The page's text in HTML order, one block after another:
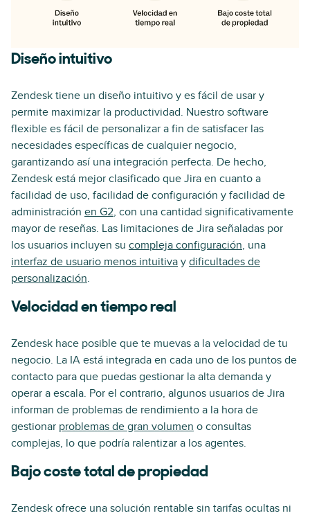
Diseño intuitivo
Zendesk tiene un diseño intuitivo y es fácil de usar y
permite maximizar la productividad. Nuestro software
flexible es fácil de personalizar a fin de satisfacer las
necesidades específicas de cualquier negocio,
garantizando así una integración perfecta. De hecho,
Zendesk está mejor clasificado que Jira en cuanto a
facilidad de uso, facilidad de configuración y facilidad de
administración en G2, con una cantidad significativamente
mayor de reseñas. Las limitaciones de Jira señaladas por
los usuarios incluyen su compleja configuración, una
interfaz de usuario menos intuitiva y dificultades de
personalización.
Velocidad en tiempo real
Zendesk hace posible que te muevas a la velocidad de tu
negocio. La IA está integrada en cada uno de los puntos de
contacto para que puedas gestionar la alta demanda y
operar a escala. Por el contrario, algunos usuarios de Jira
informan de problemas de rendimiento a la hora de
gestionar problemas de gran volumen o consultas
complejas, lo que podría ralentizar a los agentes.
Bajo coste total de propiedad
Zendesk ofrece una solución rentable sin tarifas ocultas ni